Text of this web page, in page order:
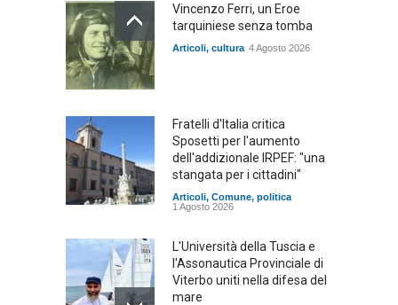
Vincenzo Ferri, un Eroe
tarquiniese senza tomba
Articoli, cultura 4 Agosto 2026
Fratelli d'Italia critica
Sposetti per l'aumento
dell'addizionale IRPEF: "una
stangata per i cittadini"
Articoli, Comune, politica
1 Agosto 2026
L'Università della Tuscia e
l'Assonautica Provinciale di
Viterbo uniti nella difesa del
mare